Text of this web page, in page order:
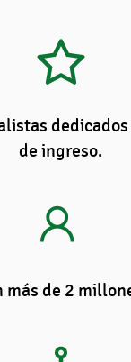
de ingreso.
más de 2